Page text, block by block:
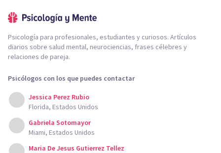
Psicología para profesionales, estudiantes y curiosos. Artículos
diarios sobre salud mental, neurociencias, frases célebres y
relaciones de pareja.
Psicólogos con los que puedes contactar
Jessica Perez Rubio
Florida, Estados Unidos
Gabriela Sotomayor
Miami, Estados Unidos
Maria De Jesus Gutierrez Tellez